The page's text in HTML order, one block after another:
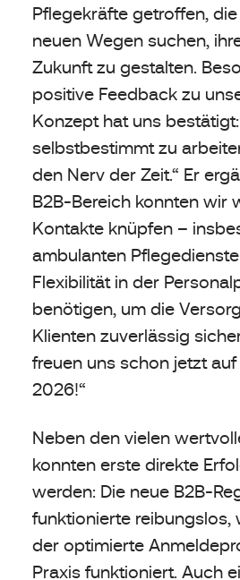
Pflegekräfte getroffen,
neuen Wegen suchen,
Zukunft zu gestalten.
positive Feedback zu
Konzept hat uns
selbstbestimmt zu
den Nerv der Zeit.“ Er
B2B-Bereich konnten wir
Kontakte knüpfen –
ambulanten
Flexibilität in der
benötigen, um die
Klienten zuverlässig
freuen uns schon jetzt
2026!“
Neben den vielen
konnten erste direkte
werden: Die neue B2B-
funktionierte reibungslos,
der optimierte
Praxis funktioniert. Auch